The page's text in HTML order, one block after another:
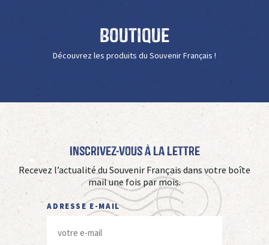
Boutique
Découvrez les produits du Souvenir Français !
Inscrivez-vous à La Lettre
Recevez l’actualité du Souvenir Français dans votre boîte
mail une fois par mois.
ADRESSE E-MAIL